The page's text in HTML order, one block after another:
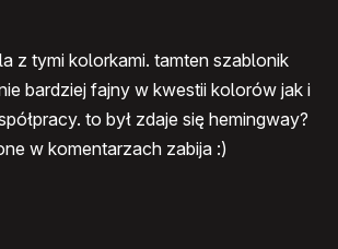
z tymi kolorkami. tamten szablonik
bardziej fajny w kwestii kolorów jak i
to był zdaje się hemingway?
w komentarzach zabija :)